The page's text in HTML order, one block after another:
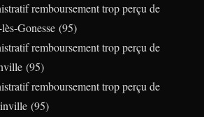
remboursement trop perçu de
Gonesse (95)
remboursement trop perçu de
(95)
remboursement trop perçu de
(95)